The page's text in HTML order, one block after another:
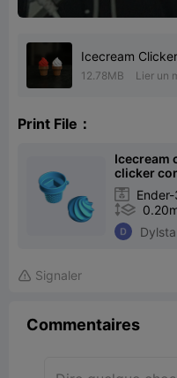
Icecream Clicker
12.78MB Lier un
Print File：
Icecream
clicker


Dylsta
 Signaler
Commentaires